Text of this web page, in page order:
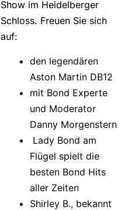
Show im Heidelberger
Schloss. Freuen Sie sich
auf:
den legendären
Aston Martin DB12
mit Bond Experte
und Moderator
Danny Morgenstern
Lady Bond am
Flügel spielt die
besten Bond Hits
aller Zeiten
Shirley B., bekannt